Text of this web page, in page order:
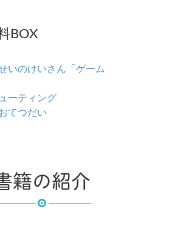
BOX
いのけいさん「ゲーム
ーティング
てつだい
籍の紹介